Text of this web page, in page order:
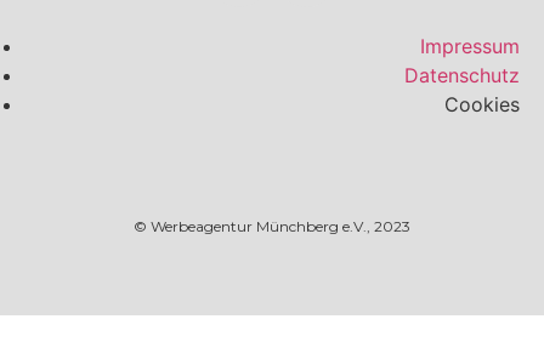
Impressum
Datenschutz
Cookies
© Werbeagentur Münchberg e.V., 2023